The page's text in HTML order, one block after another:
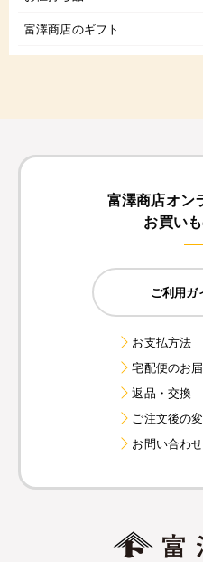
富澤商店のギフト
富澤商店オン
お買い
ご利用ガ
お支払方法
宅配便のお
返品・交換
ご注文後の
お問い合わせ